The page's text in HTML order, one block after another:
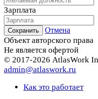
Зарплата
Отмена
Объект авторского права
Не является офертой
© 2017-2026 AtlasWork
admin@atlaswork.ru
Как это работает